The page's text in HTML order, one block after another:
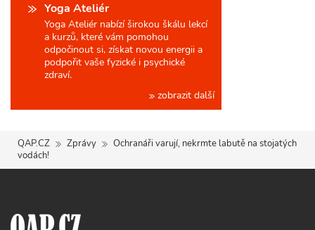
Yoga Ateliér
Yoga Ateliér nabízí širokou škálu lekcí
a kurzů, které vám pomohou
odpočinout si, získat novou energii a
podpořit vaše fyzické i psychické
zdraví.
zobrazit další
QAP.CZ Zprávy
Ochranáři varují, nekrmte labutě na stojatých
vodách!